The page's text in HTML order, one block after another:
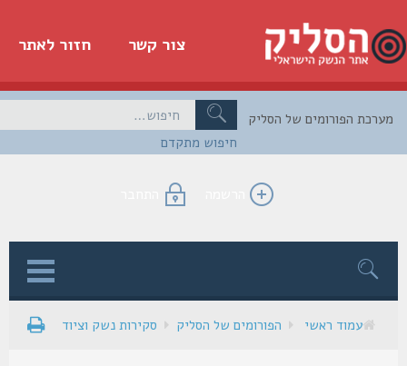
חזור לאתר צור קשר
חיפוש מתקדם
הפורומים של הסליק
הרשמה התחבר
עמוד ראשי הפורומים של הסליק סקירות נשק וציוד